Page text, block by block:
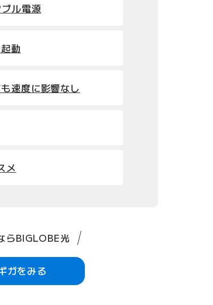
ル電源
動
速度に影響なし
メ
らBIGLOBE光
ガをみる